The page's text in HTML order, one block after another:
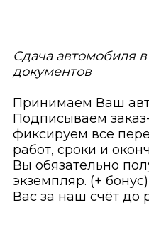
Сдача автомобиля
документов
Принимаем Ваш
Подписываем
фиксируем все
работ, сроки и
Вы обязательно
экземпляр. (+
Вас за наш счёт до